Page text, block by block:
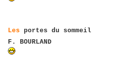
Les portes du sommeil
F. BOURLAND